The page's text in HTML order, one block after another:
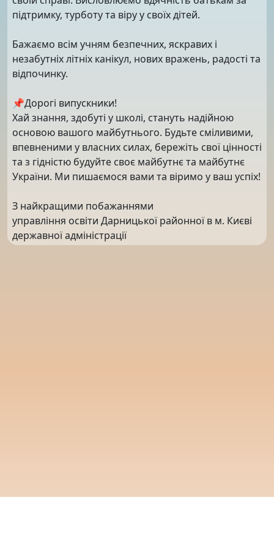
підтримку, турботу та віру у своїх дітей.
Бажаємо всім учням безпечних, яскравих і
незабутніх літніх канікул, нових вражень, радості та
відпочинку.
📌Дорогі випускники!
Хай знання, здобуті у школі, стануть надійною
основою вашого майбутнього. Будьте сміливими,
впевненими у власних силах, бережіть свої цінності
та з гідністю будуйте своє майбутнє та майбутнє
України. Ми пишаємося вами та віримо у ваш успіх!
З найкращими побажаннями
управління освіти Дарницької районної в м. Києві
державної адміністрації